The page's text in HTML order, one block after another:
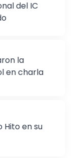
del IC
la
en charla
en su